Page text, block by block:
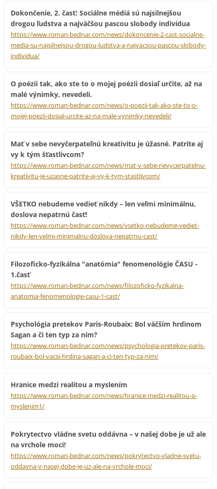
Dokončenie, 2. časť: Sociálne médiá sú najsilnejšou
drogou ľudstva a najväčšou pascou slobody indivídua
https://www.roman-bednar.com/news/dokoncenie-2-cast-socialne-
media-su-najsilnejsou-drogou-ludstva-a-najvacsou-pascou-slobody-
individua/
O poézii tak, ako ste to o mojej poézii dosiaľ určite, až na
malé výnimky, nevedeli.
https://www.roman-bednar.com/news/o-poezii-tak-ako-ste-to-o-
mojej-poezii-dosial-urcite-az-na-male-vynimky-nevedeli/
Mať v sebe nevyčerpateľnú kreativitu je úžasné. Patríte aj
vy k tým šťastlivcom?
https://www.roman-bednar.com/news/mat-v-sebe-nevycerpatelnu-
kreativitu-je-uzasne-patrite-aj-vy-k-tym-stastlivcom/
VŠETKO nebudeme vedieť nikdy – len veľmi minimálnu,
doslova nepatrnú časť!
https://www.roman-bednar.com/news/vsetko-nebudeme-vediet-
nikdy-len-velmi-minimalnu-doslova-nepatrnu-cast/
Filozoficko-fyzikálna "anatómia" fenomenológie ČASU -
1.časť
https://www.roman-bednar.com/news/filozoficko-fyzikalna-
anatomia-fenomenologie-casu-1-cast/
Psychológia pretekov Paris-Roubaix: Bol väčším hrdinom
Sagan a či ten typ za ním?
https://www.roman-bednar.com/news/psychologia-pretekov-paris-
roubaix-bol-vacsi-hrdina-sagan-a-ci-ten-typ-za-nim/
Hranice medzi realitou a myslením
https://www.roman-bednar.com/news/hranice-medzi-realitou-a-
myslenim1/
Pokrytectvo vládne svetu oddávna – v našej dobe je už ale
na vrchole moci!
https://www.roman-bednar.com/news/pokrytectvo-vladne-svetu-
oddavna-v-nasej-dobe-je-uz-ale-na-vrchole-moci/